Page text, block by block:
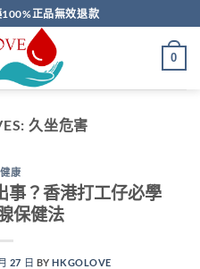
正品無效退款
0
久坐危害
康
事？香港打工仔必學
保健法
27 日 BYHKGOLOVE